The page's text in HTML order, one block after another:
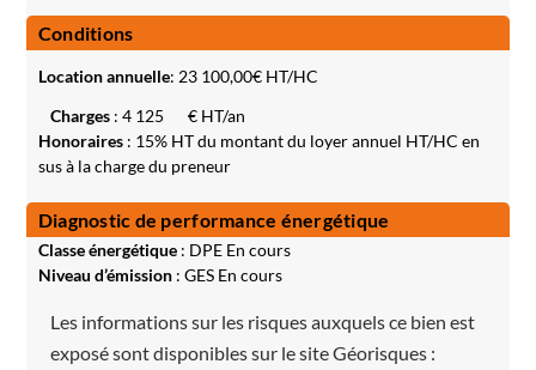
Conditions
Location annuelle: 23 100,00€ HT/HC
Charges: 4 125
€ HT/an
Honoraires: 15% HT du montant du loyer annuel HT/HC en
sus à la charge du preneur
Diagnostic de performance énergétique
Classe énergétique: DPE En cours
Niveau d’émission: GES En cours
Les informations sur les risques auxquels ce bien est
exposé sont disponibles sur le site Géorisques :